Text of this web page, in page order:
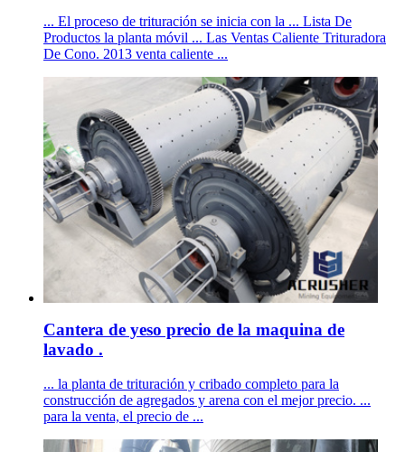
... El proceso de trituración se inicia con la ... Lista De
Productos la planta móvil ... Las Ventas Caliente Trituradora
De Cono. 2013 venta caliente ...
Cantera de yeso precio de la maquina de
lavado .
... la planta de trituración y cribado completo para la
construcción de agregados y arena con el mejor precio. ...
para la venta, el precio de ...